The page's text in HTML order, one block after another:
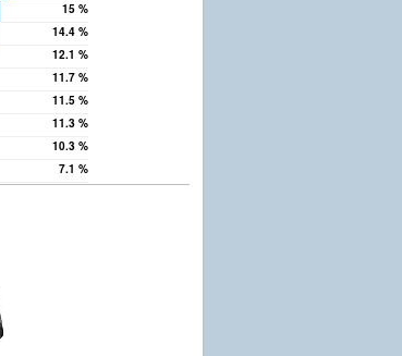
15 %
14.4 %
12.1 %
11.7 %
11.5 %
11.3 %
10.3 %
7.1 %